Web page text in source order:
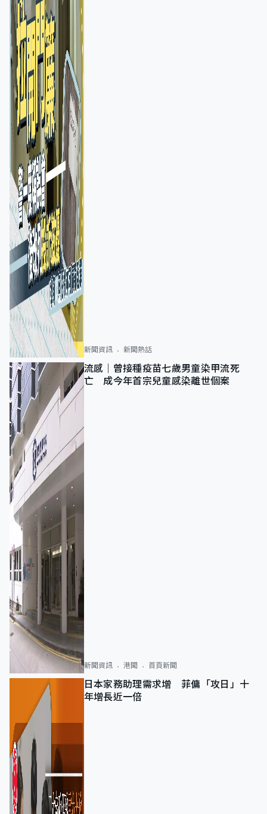
新聞資訊 新聞熱話
流感｜曾接種疫苗七歲男童染甲流死
亡 成今年首宗兒童感染離世個案
新聞資訊 港聞 首頁新聞
日本家務助理需求增 菲傭「攻日」十
年增長近一倍